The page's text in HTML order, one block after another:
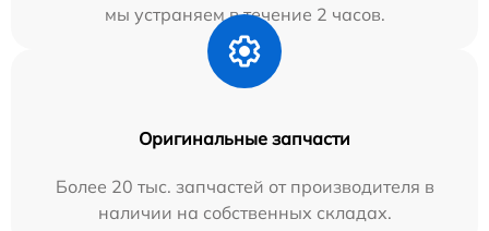
мы устраняем в течение 2 часов.
Оригинальные запчасти
Более 20 тыс. запчастей от производителя в
наличии на собственных складах.